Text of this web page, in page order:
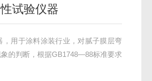
试验仪器
用于涂料涂装行业，对腻子膜层弯
的判断，根据GB1748—88标准要求